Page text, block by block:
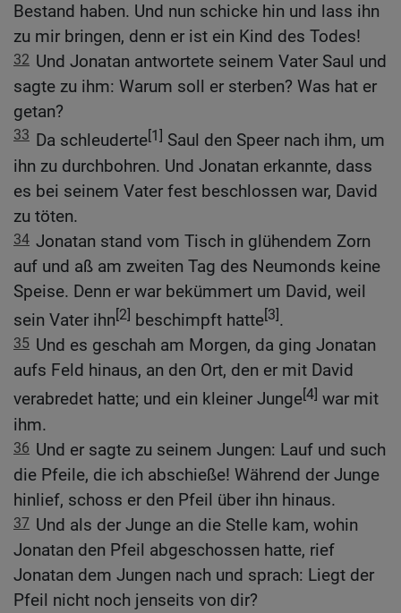
Bestand haben. Und nun schicke hin und lass ihn
zu mir bringen, denn er ist ein Kind des Todes!
32 Und Jonatan antwortete seinem Vater Saul und
sagte zu ihm: Warum soll er sterben? Was hat er
getan?
33 Da schleuderte[1] Saul den Speer nach ihm, um
ihn zu durchbohren. Und Jonatan erkannte, dass
es bei seinem Vater fest beschlossen war, David
zu töten.
34 Jonatan stand vom Tisch in glühendem Zorn
auf und aß am zweiten Tag des Neumonds keine
Speise. Denn er war bekümmert um David, weil
sein Vater ihn[2] beschimpft hatte[3].
35 Und es geschah am Morgen, da ging Jonatan
aufs Feld hinaus, an den Ort, den er mit David
verabredet hatte; und ein kleiner Junge[4] war mit
ihm.
36 Und er sagte zu seinem Jungen: Lauf und such
die Pfeile, die ich abschieße! Während der Junge
hinlief, schoss er den Pfeil über ihn hinaus.
37 Und als der Junge an die Stelle kam, wohin
Jonatan den Pfeil abgeschossen hatte, rief
Jonatan dem Jungen nach und sprach: Liegt der
Pfeil nicht noch jenseits von dir?